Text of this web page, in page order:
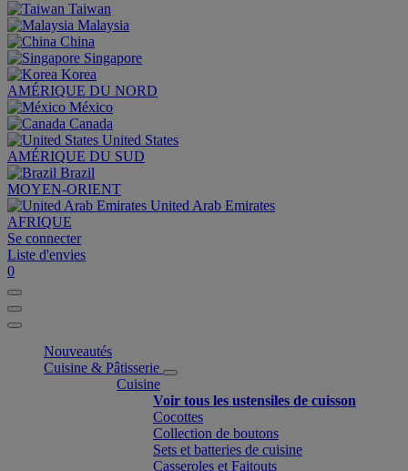
Taiwan
Malaysia
China
Singapore
Korea
AMÉRIQUE DU NORD
México
Canada
United States
AMÉRIQUE DU SUD
Brazil
MOYEN-ORIENT
United Arab Emirates
AFRIQUE
Se connecter
Liste d'envies
0
Nouveautés
Cuisine & Pâtisserie
Cuisine
Voir tous les ustensiles de cuisson
Cocottes
Collection de boutons
Sets et batteries de cuisine
Casseroles et Faitouts